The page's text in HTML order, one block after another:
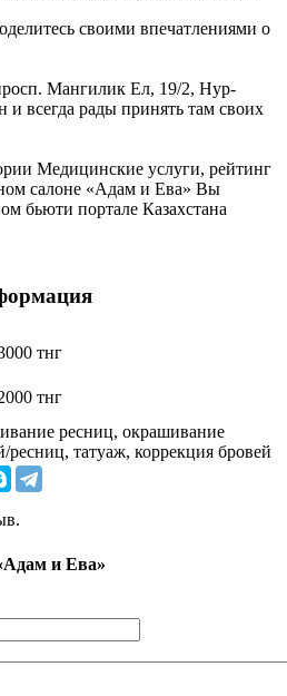
своими впечатлениями о
Мангилик Ел, 19/2, Нур-
и всегда рады принять там своих
Медицинские услуги, рейтинг
салоне «Адам и Ева» Вы
бьюти портале Казахстана
тнг
тнг
ресниц, окрашивание
ресниц, татуаж, коррекция бровей
и Ева»